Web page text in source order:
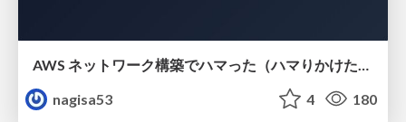
nagisa53
4 180